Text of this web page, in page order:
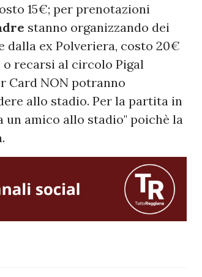
15€; per prenotazioni
stanno organizzando dei
dalla ex Polveriera, costo 20€
o recarsi al circolo Pigal
Card NON potranno
allo stadio. Per la partita in
amico allo stadio" poichè la